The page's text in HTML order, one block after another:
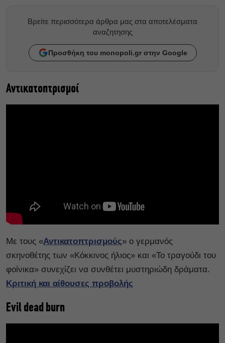
Βρείτε περισσότερα άρθρα μας στα αποτελέσματα
αναζητησης
Προσθήκη του monopoli.gr στην Google
Αντικατοπτρισμοί
Με τους «Αντικατοπτρισμούς» ο γερμανός
σκηνοθέτης των «Κόκκινος ήλιος» και «Το τραγούδι του
φοίνικα» συνεχίζει να συνθέτει μυστηριώδη δράματα.
Κριτική και αίθουσες προβολής
Evil dead burn